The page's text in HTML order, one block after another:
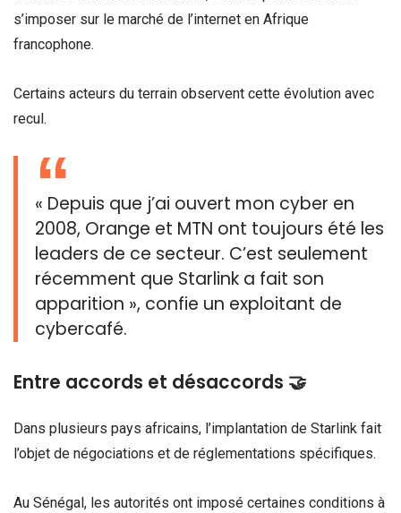
s’imposer sur le marché de l’internet en Afrique
francophone.
Certains acteurs du terrain observent cette évolution avec
recul.
« Depuis que j’ai ouvert mon cyber en
2008, Orange et MTN ont toujours été les
leaders de ce secteur. C’est seulement
récemment que Starlink a fait son
apparition », confie un exploitant de
cybercafé.
Entre accords et désaccords 🤝
Dans plusieurs pays africains, l’implantation de Starlink fait
l’objet de négociations et de réglementations spécifiques.
Au Sénégal, les autorités ont imposé certaines conditions à